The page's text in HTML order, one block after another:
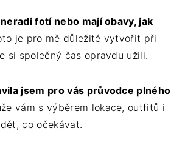
fotí nebo mají obavy, jak
je pro mě důležité vytvořit při
si společný čas opravdu užili.
jsem pro vás průvodce plného
vám s výběrem lokace, outfitů i
co očekávat.